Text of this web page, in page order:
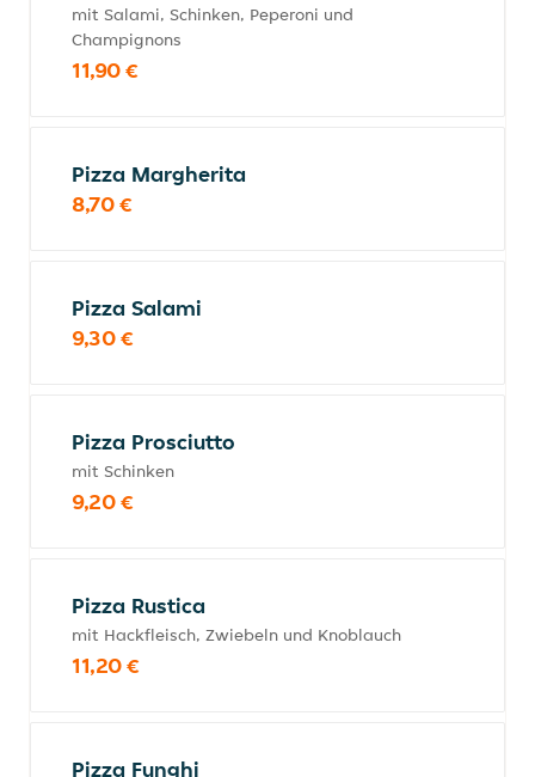
mit Salami, Schinken, Peperoni und
Champignons
11,90 €
Pizza Margherita
8,70 €
Pizza Salami
9,30 €
Pizza Prosciutto
mit Schinken
9,20 €
Pizza Rustica
mit Hackfleisch, Zwiebeln und Knoblauch
11,20 €
Pizza Funghi